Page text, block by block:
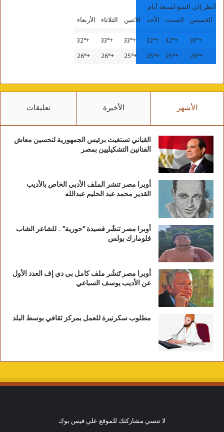
أنظر إلى التنبؤ لسبعة أيام
الخميس
السبت الأحد الاثنين الثلاثاء
الأربعاء
+
33°
+
32°
+
32°
+
33°
+
33°
+
32°
+
26°
+
25°
+
25°
+
25°
+
26°
+
26°
الأشهر الأخيرة تعليقات
القباني تستغيث برئيس الجمهورية لتحسين معاش
الفنانين التشكيليين بمصر
أوبرا مصر تنشر الملف الأدبي الخاص بالأديب
القدير محمد عبد الحليم عبدالله
أوبرا مصر تَنشُر قصيدة “حورية” .. للشاعر الشاب
فلومارك بولس
أوبرا مصر تَنشُر ملف كامل بي دي إف العدد الأول
عن الأديب يوسف السباعي
مطلوب سكرتيرة للعمل بمركز ثقافي بوسط البلد
لا تنسي مشاركتك للموقع علي فيس بوك